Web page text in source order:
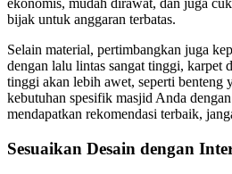
ekonomis, mudah dirawat, dan juga
bijak untuk anggaran terbatas.
Selain material, pertimbangkan juga
dengan lalu lintas sangat tinggi, karpet
tinggi akan lebih awet, seperti benteng
kebutuhan spesifik masjid Anda
mendapatkan rekomendasi terbaik,
Sesuaikan Desain dengan